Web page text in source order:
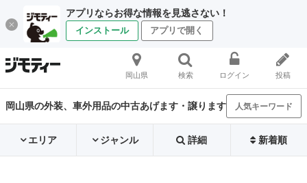
アプリならお得な情報を見逃さない！
インストール アプリで開く
岡山県 検索 ログイン 投稿
岡山県の外装、車外用品の中古あげます・譲ります 人気キーワード
エリア ジャンル 詳細 新着順